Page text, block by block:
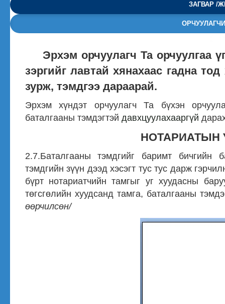
ЗАГВАР /
Эрхэм орчуулагч Та орчуулгаа
зэргийг лавтай хянахаас гадна
зурж, тэмдгээ дараарай.
Эрхэм хүндэт орчуулагч Та бүхэн
баталгааны тэмдэгтэй давхцуулахааргүй
НОТАРИАТЫН
2.7.Баталгааны тэмдгийг баримт бичгийн
тэмдгийн зүүн дээд хэсэгт тус тус дарж
бүрт нотариатчийн тамгыг уг хуудасны
төгсгөлийн хуудсанд тамга, баталгааны
өөрчилсөн/